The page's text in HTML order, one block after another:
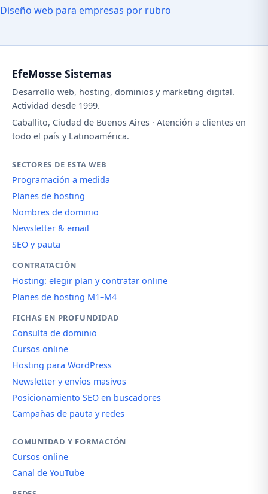
Diseño web para empresas por rubro
EfeMosse Sistemas
Desarrollo web, hosting, dominios y marketing digital.
Actividad desde 1999.
Caballito, Ciudad de Buenos Aires · Atención a clientes en
todo el país y Latinoamérica.
SECTORES DE ESTA WEB
Programación a medida
Planes de hosting
Nombres de dominio
Newsletter & email
SEO y pauta
CONTRATACIÓN
Hosting: elegir plan y contratar online
Planes de hosting M1–M4
FICHAS EN PROFUNDIDAD
Consulta de dominio
Cursos online
Hosting para WordPress
Newsletter y envíos masivos
Posicionamiento SEO en buscadores
Campañas de pauta y redes
COMUNIDAD Y FORMACIÓN
Cursos online
Canal de YouTube